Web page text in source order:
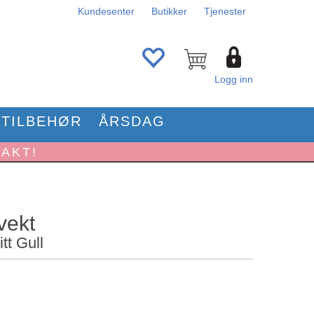
Kundesenter Butikker Tjenester
Logg inn
TILBEHØR ÅRSDAG
Gull